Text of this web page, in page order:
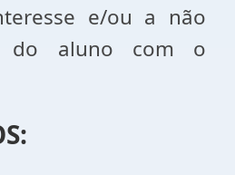
e/ou a não
do aluno com o